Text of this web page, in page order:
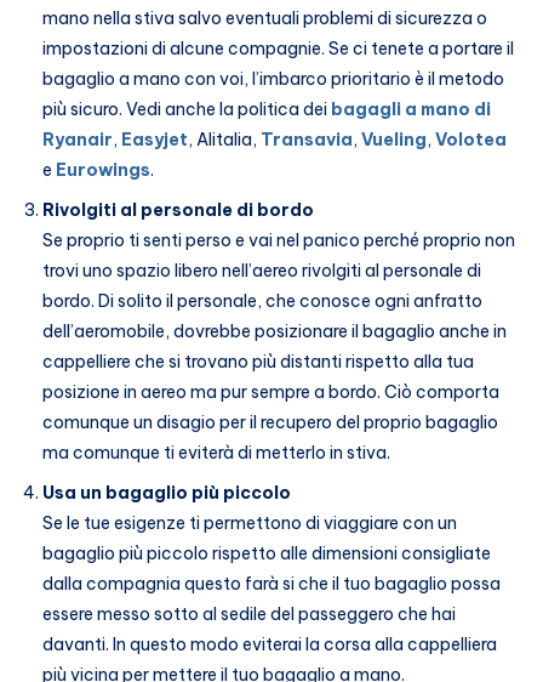
mano nella stiva salvo eventuali problemi di sicurezza o
impostazioni di alcune compagnie. Se ci tenete a portare il
bagaglio a mano con voi, l’imbarco prioritario è il metodo
più sicuro. Vedi anche la politica dei bagagli a mano di
Ryanair, Easyjet, Alitalia, Transavia, Vueling, Volotea
e Eurowings.
Rivolgiti al personale di bordo
Se proprio ti senti perso e vai nel panico perché proprio non
trovi uno spazio libero nell’aereo rivolgiti al personale di
bordo. Di solito il personale, che conosce ogni anfratto
dell’aeromobile, dovrebbe posizionare il bagaglio anche in
cappelliere che si trovano più distanti rispetto alla tua
posizione in aereo ma pur sempre a bordo. Ciò comporta
comunque un disagio per il recupero del proprio bagaglio
ma comunque ti eviterà di metterlo in stiva.
Usa un bagaglio più piccolo
Se le tue esigenze ti permettono di viaggiare con un
bagaglio più piccolo rispetto alle dimensioni consigliate
dalla compagnia questo farà si che il tuo bagaglio possa
essere messo sotto al sedile del passeggero che hai
davanti. In questo modo eviterai la corsa alla cappelliera
più vicina per mettere il tuo bagaglio a mano.